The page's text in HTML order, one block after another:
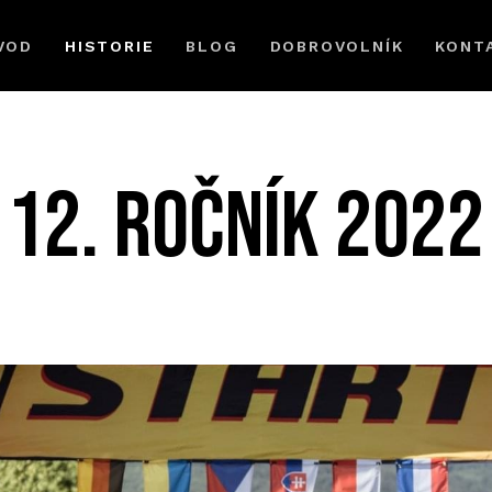
HISTORIE BLOG DOBROVOLNÍK
12. ročník 2022